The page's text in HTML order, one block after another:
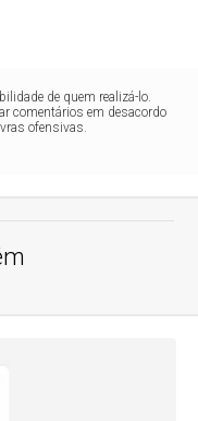
de quem realizá-lo.
comentários em desacordo
ofensivas.